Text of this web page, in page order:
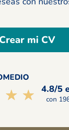
Crear mi CV
4.8/5
con